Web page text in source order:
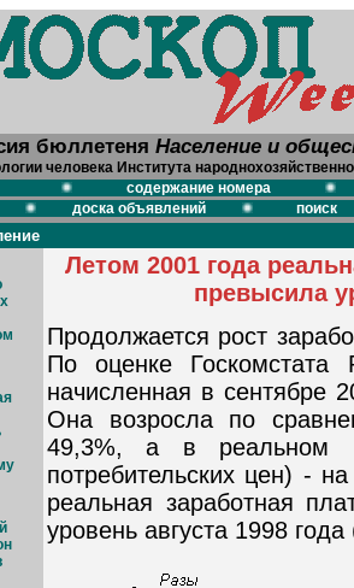
бюллетеня Население и
человека Института
содержание номера
доска объявлений поиск
Летом 2001 года
превысила
Продолжается рост
По оценке Госкомстата
начисленная в сентябре
Она возросла по
49,3%, а в реальном
потребительских цен) -
реальная заработная
уровень августа 1998